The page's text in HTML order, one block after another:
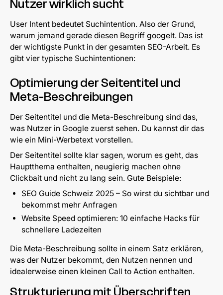
Nutzer wirklich sucht
User Intent bedeutet Suchintention. Also der Grund,
warum jemand gerade diesen Begriff googelt. Das ist
der wichtigste Punkt in der gesamten SEO-Arbeit. Es
gibt vier typische Suchintentionen:
Optimierung der Seitentitel und
Meta-Beschreibungen
Der Seitentitel und die Meta-Beschreibung sind das,
was Nutzer in Google zuerst sehen. Du kannst dir das
wie ein Mini-Werbetext vorstellen.
Der Seitentitel sollte klar sagen, worum es geht, das
Hauptthema enthalten, neugierig machen ohne
Clickbait und nicht zu lang sein. Gute Beispiele:
SEO Guide Schweiz 2025 – So wirst du sichtbar und
bekommst mehr Anfragen
Website Speed optimieren: 10 einfache Hacks für
schnellere Ladezeiten
Die Meta-Beschreibung sollte in einem Satz erklären,
was der Nutzer bekommt, den Nutzen nennen und
idealerweise einen kleinen Call to Action enthalten.
Strukturierung mit Überschriften